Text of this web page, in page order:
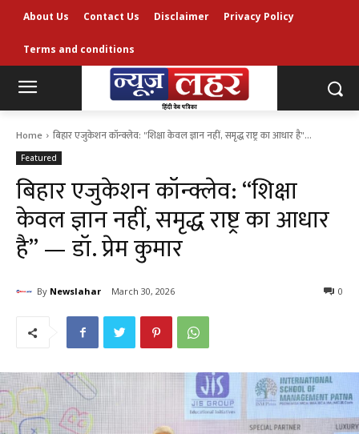
About Us Contact Us Disclaimer Privacy Policy
Terms and conditions
Home बिहार एजुकेशन कॉन्क्लेव: "शिक्षा केवल ज्ञान नहीं, समृद्ध राष्ट्र का आधार है"...
Featured
बिहार एजुकेशन कॉन्क्लेव: “शिक्षा
केवल ज्ञान नहीं, समृद्ध राष्ट्र का आधार
है” — डॉ. प्रेम कुमार
By Newslahar March 30, 2026 0